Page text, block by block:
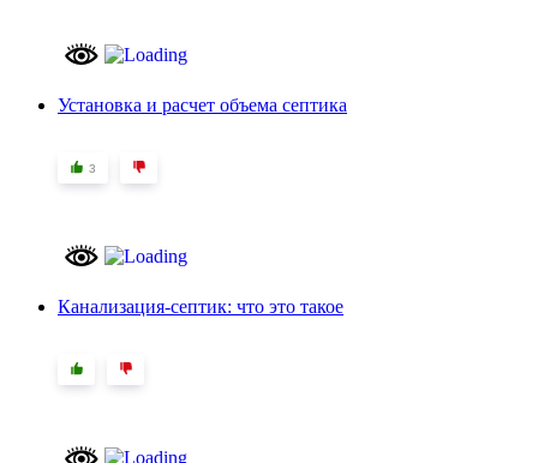
Установка и расчет объема септика
3
Канализация-септик: что это такое